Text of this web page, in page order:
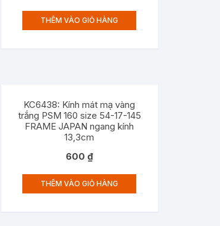
THÊM VÀO GIỎ HÀNG
KC6438: Kính mát mạ vàng
trắng PSM 160 size 54-17-145
FRAME JAPAN ngang kính
13,3cm
600₫
THÊM VÀO GIỎ HÀNG